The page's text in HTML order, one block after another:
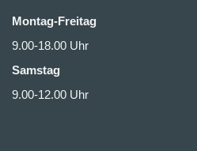
Montag-Freitag
9.00-18.00 Uhr
Samstag
9.00-12.00 Uhr